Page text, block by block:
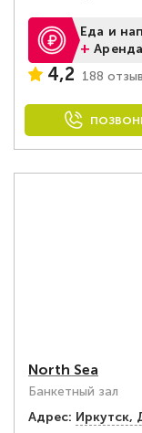
Еда и
+
4,2 188
North Sea
Банкетный зал
Адрес: Иркутск,